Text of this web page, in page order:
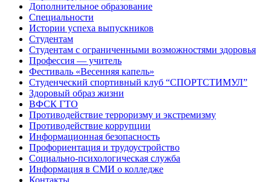
Дополнительное образование
Специальности
Истории успеха выпускников
Студентам
Студентам с ограниченными возможностями здоровья
Профессия — учитель
Фестиваль «Весенняя капель»
Студенческий спортивный клуб “СПОРТСТИМУЛ”
Здоровый образ жизни
ВФСК ГТО
Противодействие терроризму и экстремизму
Противодействие коррупции
Информационная безопасность
Профориентация и трудоустройство
Социально-психологическая служба
Информация в СМИ о колледже
Контакты